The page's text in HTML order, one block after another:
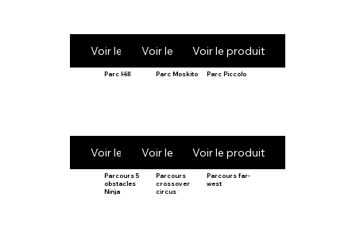
Voir le produitVoir le produitVoir le produit
Parc Hill
Voir le produit
Parc Moskito
Voir le produit
Parc Piccolo
Voir le produit
Parcours 5
obstacles
Ninja
Parcours
crossover
circus
Parcours far-
west